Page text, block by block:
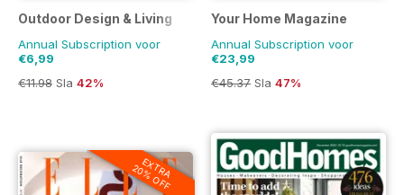
Outdoor Design & Living
Annual Subscription voor
€6,99
€11.98 Sla 42%
Your Home Magazine
Annual Subscription voor
€23,99
€45.37 Sla 47%
EXTRA
20% OFF